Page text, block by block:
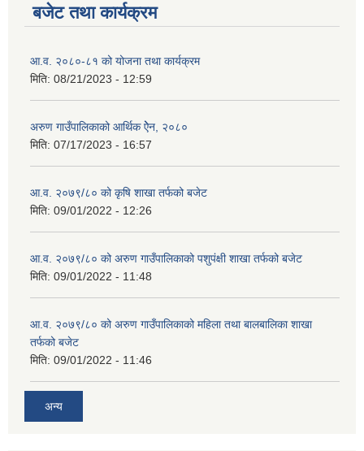
बजेट तथा कार्यक्रम
आ.व. २०८०-८१ को योजना तथा कार्यक्रम
मिति: 08/21/2023 - 12:59
अरुण गाउँपालिकाको आर्थिक ऐेन, २०८०
मिति: 07/17/2023 - 16:57
आ.व. २०७९/८० को कृषि शाखा तर्फको बजेट
मिति: 09/01/2022 - 12:26
आ.व. २०७९/८० को अरुण गाउँपालिकाको पशुपंक्षी शाखा तर्फको बजेट
मिति: 09/01/2022 - 11:48
आ.व. २०७९/८० को अरुण गाउँपालिकाको महिला तथा बालबालिका शाखा
तर्फको बजेट
मिति: 09/01/2022 - 11:46
अन्य